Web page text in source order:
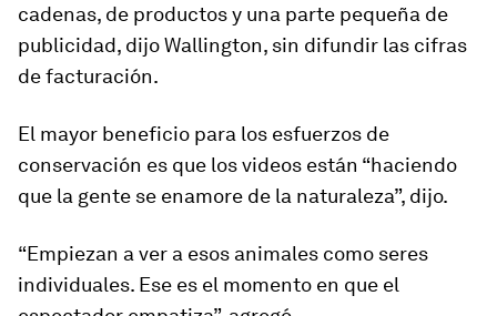
cadenas, de productos y una parte pequeña de
publicidad, dijo Wallington, sin difundir las cifras
de facturación.
El mayor beneficio para los esfuerzos de
conservación es que los videos están “haciendo
que la gente se enamore de la naturaleza”, dijo.
“Empiezan a ver a esos animales como seres
individuales. Ese es el momento en que el